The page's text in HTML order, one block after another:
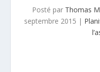
Posté par Thomas
septembre 2015 |